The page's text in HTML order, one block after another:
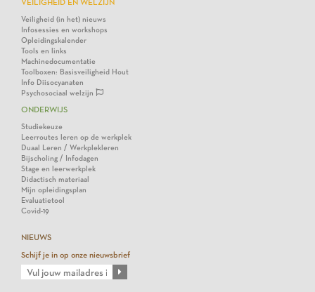
VEILIGHEID EN WELZIJN
Veiligheid (in het) nieuws
Infosessies en workshops
Opleidingskalender
Tools en links
Machinedocumentatie
Toolboxen: Basisveiligheid Hout
Info Diisocyanaten
Psychosociaal welzijn
ONDERWIJS
Studiekeuze
Leerroutes leren op de werkplek
Duaal Leren / Werkplekleren
Bijscholing / Infodagen
Stage en leerwerkplek
Didactisch materiaal
Mijn opleidingsplan
Evaluatietool
Covid-19
NIEUWS
Schijf je in op onze nieuwsbrief